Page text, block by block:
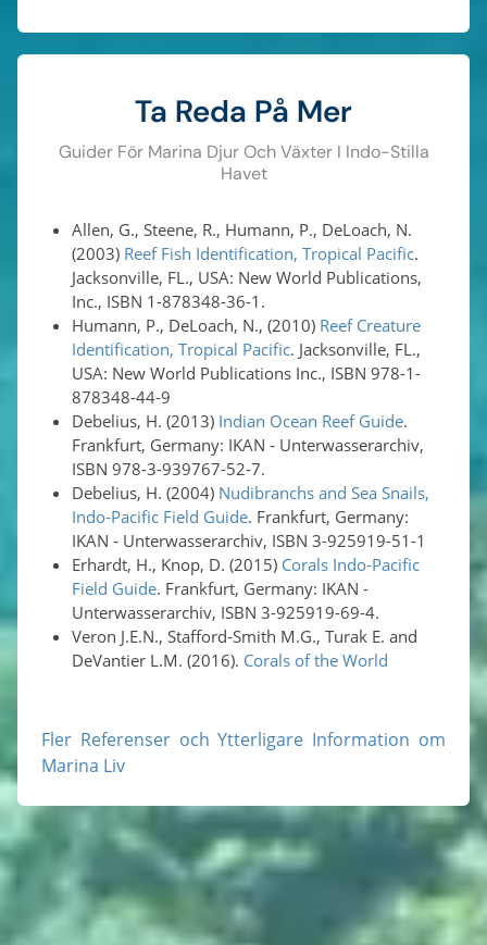
Ta Reda På Mer
Guider För Marina Djur Och Växter I Indo-Stilla
Havet
Allen, G., Steene, R., Humann, P., DeLoach, N.
(2003) Reef Fish Identification, Tropical Pacific.
Jacksonville, FL., USA: New World Publications,
Inc., ISBN 1-878348-36-1.
Humann, P., DeLoach, N., (2010) Reef Creature
Identification, Tropical Pacific. Jacksonville, FL.,
USA: New World Publications Inc., ISBN 978-1-
878348-44-9
Debelius, H. (2013) Indian Ocean Reef Guide.
Frankfurt, Germany: IKAN - Unterwasserarchiv,
ISBN 978-3-939767-52-7.
Debelius, H. (2004) Nudibranchs and Sea Snails,
Indo-Pacific Field Guide. Frankfurt, Germany:
IKAN - Unterwasserarchiv, ISBN 3-925919-51-1
Erhardt, H., Knop, D. (2015) Corals Indo-Pacific
Field Guide. Frankfurt, Germany: IKAN -
Unterwasserarchiv, ISBN 3-925919-69-4.
Veron J.E.N., Stafford-Smith M.G., Turak E. and
DeVantier L.M. (2016). Corals of the World
Fler Referenser och Ytterligare Information om
Marina Liv